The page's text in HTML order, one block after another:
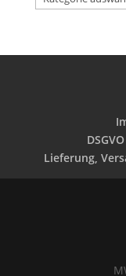
Lieferung,